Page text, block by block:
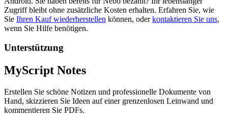
Zugriff bleibt ohne zusätzliche Kosten erhalten. Erfahren Sie, wie
Sie Ihren Kauf wiederherstellen können, oderkontaktieren Sie uns,
wenn Sie Hilfe benötigen.
Unterstützung
MyScript Notes
Erstellen Sie schöne Notizen und professionelle Dokumente von
Hand, skizzieren Sie Ideen auf einer grenzenlosen Leinwand und
kommentieren Sie PDFs.